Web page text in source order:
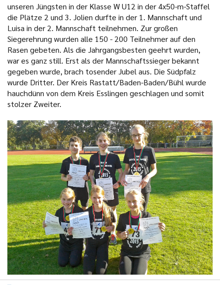
unseren Jüngsten in der Klasse W U12 in der 4x50-m-Staffel
die Plätze 2 und 3. Jolien durfte in der 1. Mannschaft und
Luisa in der 2. Mannschaft teilnehmen. Zur großen
Siegerehrung wurden alle 150 - 200 Teilnehmer auf den
Rasen gebeten. Als die Jahrgangsbesten geehrt wurden,
war es ganz still. Erst als der Mannschaftssieger bekannt
gegeben wurde, brach tosender Jubel aus. Die Südpfalz
wurde Dritter. Der Kreis Rastatt/Baden-Baden/Bühl wurde
hauchdünn von dem Kreis Esslingen geschlagen und somit
stolzer Zweiter.